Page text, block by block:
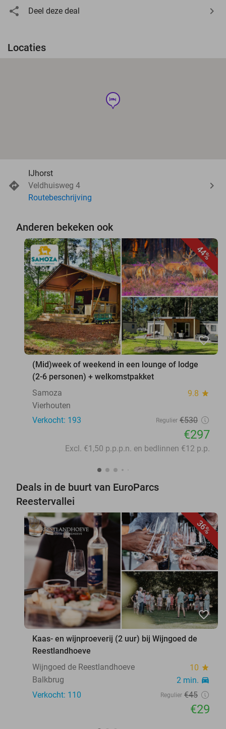
Deel deze deal
Locaties
hotel
IJhorst
Veldhuisweg 4
Routebeschrijving
Anderen bekeken ook
44%
favorite_border
(Mid)week of weekend in een lounge of lodge
(2-6 personen) + welkomstpakket
Samoza
9.8 star
Vierhouten
Verkocht: 193
Regulier €530
€297
Excl. €1,50 p.p.p.n. en bedlinnen €12 p.p.
Deals in de buurt van EuroParcs
Reestervallei
36%
favorite_border
Kaas- en wijnproeverij (2 uur) bij Wijngoed de
Reestlandhoeve
Wijngoed de Reestlandhoeve
10 star
Balkbrug 2 min. directions_car
Verkocht: 110 Regulier €45
€29